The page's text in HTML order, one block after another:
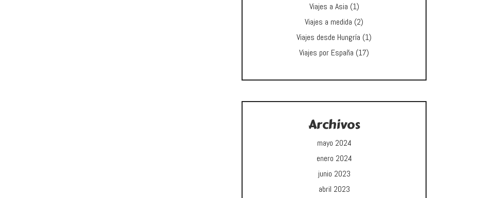
Viajes a Asia (1)
Viajes a medida (2)
Viajes desde Hungría (1)
Viajes por España (17)
Archivos
mayo 2024
enero 2024
junio 2023
abril 2023